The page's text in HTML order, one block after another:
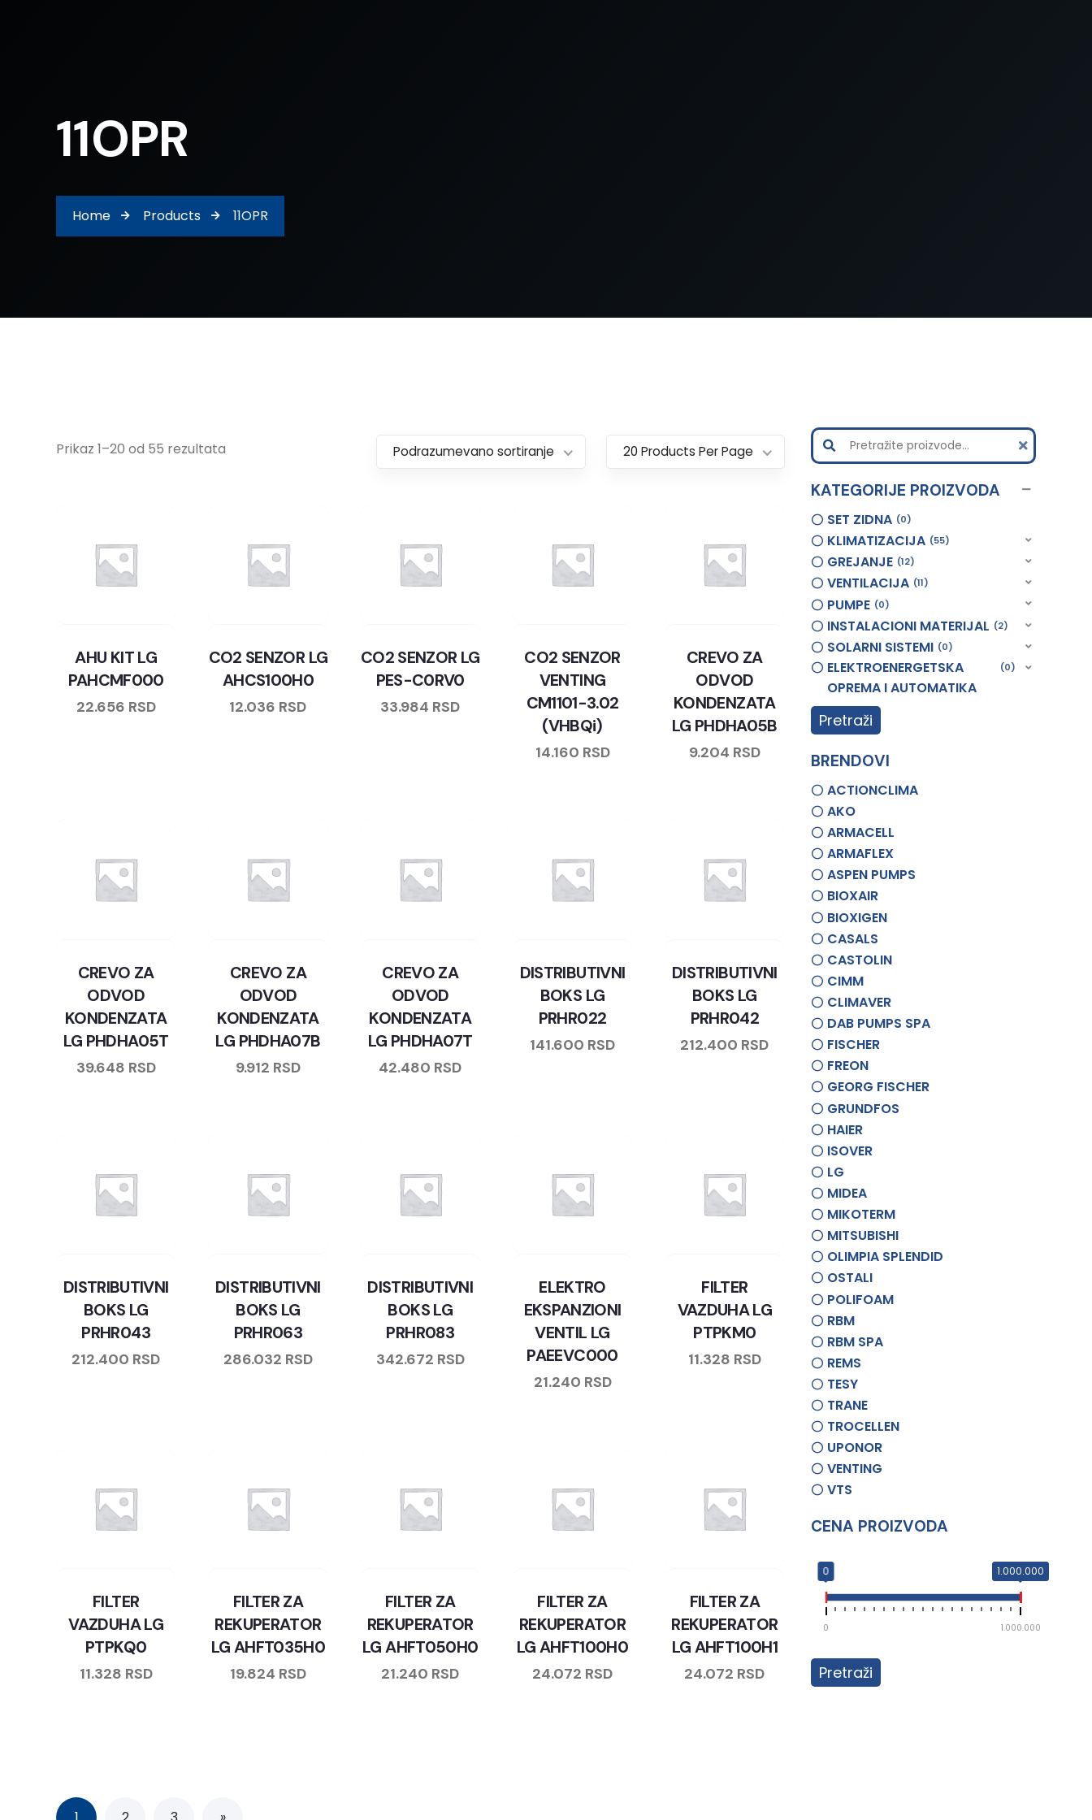
11OPR
Home Products 11OPR
Prikaz 1–20 od 55 rezultata 20 Products Per Page
Podrazumevano sortiranje
AHU KIT LG
PAHCMF000
22.656 RSD
CO2 SENZOR LG
AHCS100H0
12.036 RSD
CO2 SENZOR LG
PES-C0RV0
33.984 RSD
CO2 SENZOR
VENTING
CM1101-3.02
(VHBQi)
14.160 RSD
CREVO ZA
ODVOD
KONDENZATA
LG PHDHA05B
9.204 RSD
CREVO ZA
ODVOD
KONDENZATA
LG PHDHA05T
39.648 RSD
CREVO ZA
ODVOD
KONDENZATA
LG PHDHA07B
9.912 RSD
CREVO ZA
ODVOD
KONDENZATA
LG PHDHA07T
42.480 RSD
DISTRIBUTIVNI
BOKS LG
PRHR022
141.600 RSD
DISTRIBUTIVNI
BOKS LG
PRHR042
212.400 RSD
DISTRIBUTIVNI
BOKS LG
PRHR043
212.400 RSD
DISTRIBUTIVNI
BOKS LG
PRHR063
286.032 RSD
DISTRIBUTIVNI
BOKS LG
PRHR083
342.672 RSD
ELEKTRO
EKSPANZIONI
VENTIL LG
PAEEVC000
21.240 RSD
FILTER
VAZDUHA LG
PTPKM0
11.328 RSD
FILTER
VAZDUHA LG
PTPKQ0
11.328 RSD
FILTER ZA
REKUPERATOR
LG AHFT035H0
19.824 RSD
FILTER ZA
REKUPERATOR
LG AHFT050H0
21.240 RSD
FILTER ZA
REKUPERATOR
LG AHFT100H0
24.072 RSD
FILTER ZA
REKUPERATOR
LG AHFT100H1
24.072 RSD
KATEGORIJE PROIZVODA
SET ZIDNA 0
KLIMATIZACIJA 55
GREJANJE 12
VENTILACIJA 11
PUMPE 0
INSTALACIONI MATERIJAL 2
SOLARNI SISTEMI 0
ELEKTROENERGETSKA
OPREMA I AUTOMATIKA
0
Pretraži
BRENDOVI
ACTIONCLIMA
AKO
ARMACELL
ARMAFLEX
ASPEN PUMPS
BIOXAIR
BIOXIGEN
CASALS
CASTOLIN
CIMM
CLIMAVER
DAB PUMPS SPA
FISCHER
FREON
GEORG FISCHER
GRUNDFOS
HAIER
ISOVER
LG
MIDEA
MIKOTERM
MITSUBISHI
OLIMPIA SPLENDID
OSTALI
POLIFOAM
RBM
RBM SPA
REMS
TESY
TRANE
TROCELLEN
UPONOR
VENTING
VTS
CENA PROIZVODA
0 1.000.000
0 1.000.000
Pretraži